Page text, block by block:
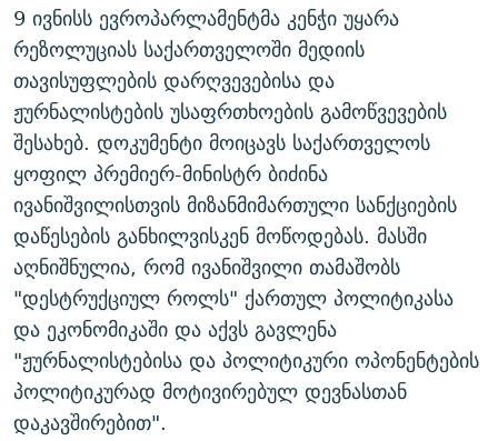
9 ივნისს ევროპარლამენტმა კენჭი უყარა
რეზოლუციას საქართველოში მედიის
თავისუფლების დარღვევებისა და
ჟურნალისტების უსაფრთხოების გამოწვევების
შესახებ. დოკუმენტი მოიცავს საქართველოს
ყოფილ პრემიერ-მინისტრ ბიძინა
ივანიშვილისთვის მიზანმიმართული სანქციების
დაწესების განხილვისკენ მოწოდებას. მასში
აღნიშნულია, რომ ივანიშვილი თამაშობს
"დესტრუქციულ როლს" ქართულ პოლიტიკასა
და ეკონომიკაში და აქვს გავლენა
"ჟურნალისტებისა და პოლიტიკური ოპონენტების
პოლიტიკურად მოტივირებულ დევნასთან
დაკავშირებით".